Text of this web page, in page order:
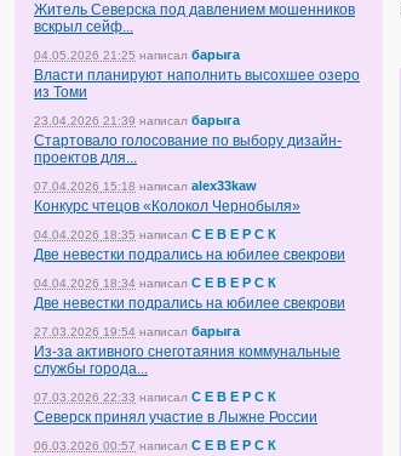
Житель Северска под давлением мошенников
вскрыл сейф...
04.05.2026 21:25 написал барыга
Власти планируют наполнить высохшее озеро
из Томи
23.04.2026 21:39 написал барыга
Стартовало голосование по выбору дизайн-
проектов для...
07.04.2026 15:18 написал alex33kaw
Конкурс чтецов «Колокол Чернобыля»
04.04.2026 18:35 написал С Е В Е Р С К
Две невестки подрались на юбилее свекрови
04.04.2026 18:34 написал С Е В Е Р С К
Две невестки подрались на юбилее свекрови
27.03.2026 19:54 написал барыга
Из-за активного снеготаяния коммунальные
службы города...
07.03.2026 22:33 написал С Е В Е Р С К
Северск принял участие в Лыжне России
06.03.2026 00:57 написал С Е В Е Р С К